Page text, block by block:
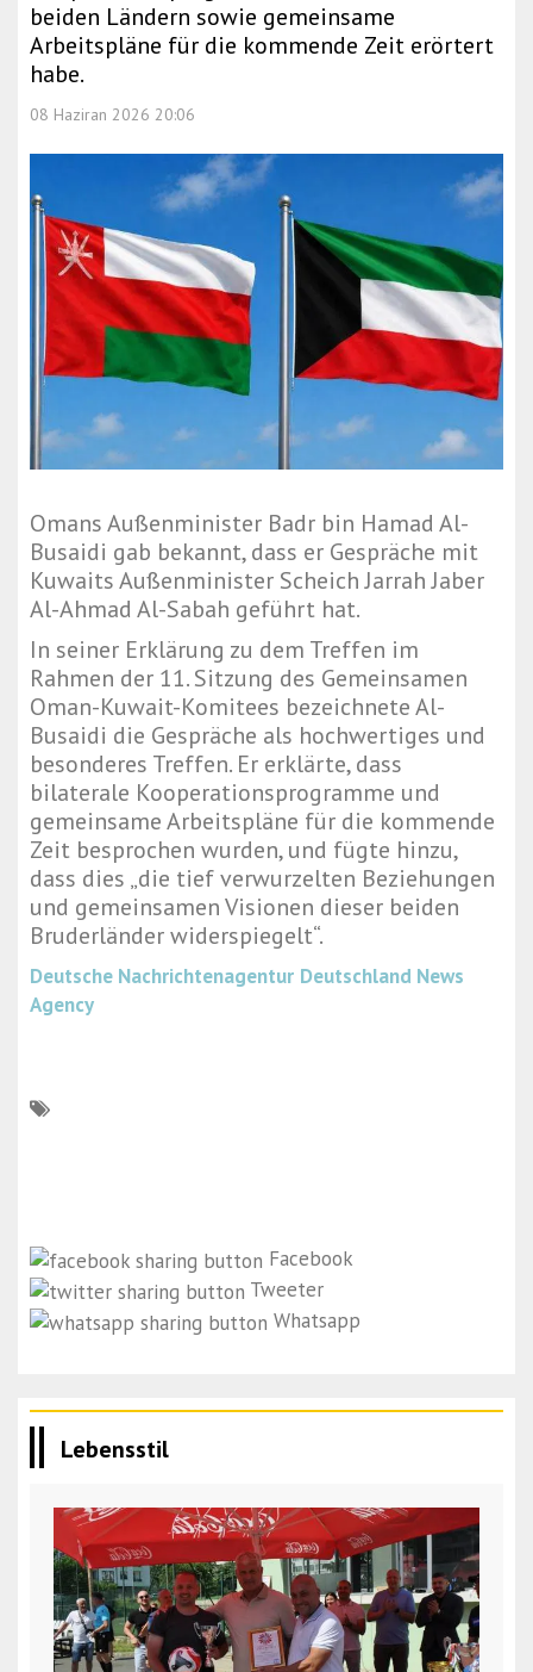
beiden Ländern sowie gemeinsame
Arbeitspläne für die kommende Zeit erörtert
habe.
08 Haziran 2026 20:06
Omans Außenminister Badr bin Hamad Al-
Busaidi gab bekannt, dass er Gespräche mit
Kuwaits Außenminister Scheich Jarrah Jaber
Al-Ahmad Al-Sabah geführt hat.
In seiner Erklärung zu dem Treffen im
Rahmen der 11. Sitzung des Gemeinsamen
Oman-Kuwait-Komitees bezeichnete Al-
Busaidi die Gespräche als hochwertiges und
besonderes Treffen. Er erklärte, dass
bilaterale Kooperationsprogramme und
gemeinsame Arbeitspläne für die kommende
Zeit besprochen wurden, und fügte hinzu,
dass dies „die tief verwurzelten Beziehungen
und gemeinsamen Visionen dieser beiden
Bruderländer widerspiegelt“.
Deutsche Nachrichtenagentur Deutschland News
Agency
Facebook
Tweeter
Whatsapp
Lebensstil